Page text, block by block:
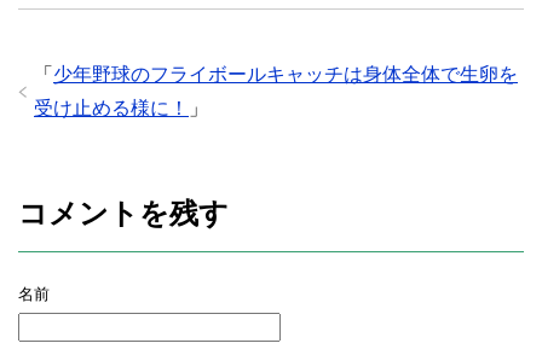
「 少年野球のフライボールキャッチは身体全体で生卵を
受け止める様に！
」
コメントを残す
名前